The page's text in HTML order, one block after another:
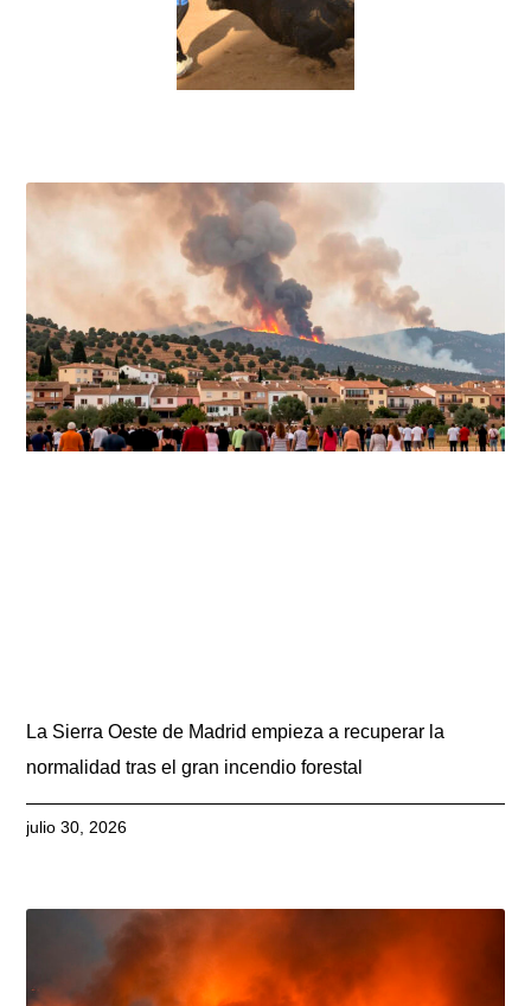
La Sierra Oeste de Madrid empieza a recuperar la
normalidad tras el gran incendio forestal
julio 30, 2026